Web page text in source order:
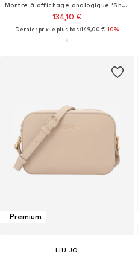
Montre à affichage analogique 'Shimler'
134,10 €
Dernier prix le plus bas :149,00 €-10%
Premium
LIU JO